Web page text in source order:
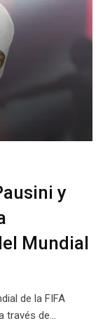
y
Mundial
de la FIFA
través de…